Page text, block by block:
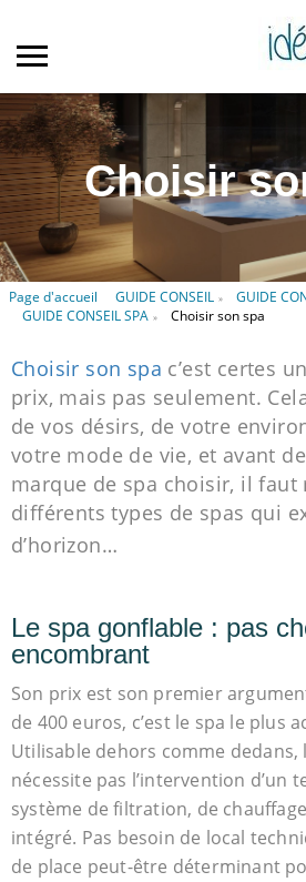
Choisir
Page d'accueil GUIDE CONSEIL » GUIDE
GUIDE CONSEIL SPA » Choisir son spa
Choisir son spa c’est certes
prix, mais pas seulement.
de vos désirs, de votre
votre mode de vie, et avant
marque de spa choisir, il faut
différents types de spas qui
d’horizon…
Le spa gonflable : pas
encombrant
Son prix est son premier
de 400 euros, c’est le spa le plus
Utilisable dehors comme dedans,
nécessite pas l’intervention d’un
système de filtration, de
intégré. Pas besoin de local
de place peut-être déterminant